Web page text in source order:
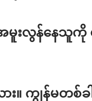
အမူးလွန်နေသူ
။ ကျွန်မတစ်ခ